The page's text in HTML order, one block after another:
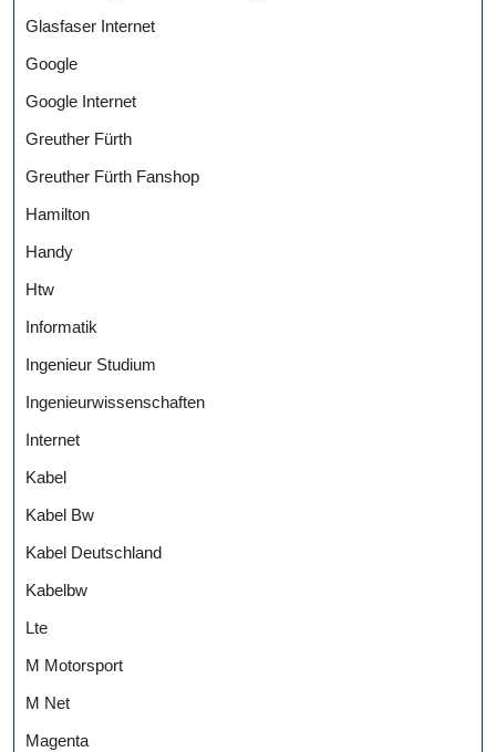
Glasfaser Internet
Google
Google Internet
Greuther Fürth
Greuther Fürth Fanshop
Hamilton
Handy
Htw
Informatik
Ingenieur Studium
Ingenieurwissenschaften
Internet
Kabel
Kabel Bw
Kabel Deutschland
Kabelbw
Lte
M Motorsport
M Net
Magenta